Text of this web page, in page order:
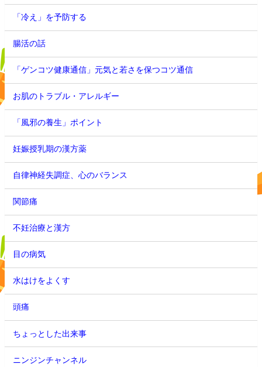
「冷え」を予防する
腸活の話
「ゲンコツ健康通信」元気と若さを保つコツ通信
お肌のトラブル・アレルギー
「風邪の養生」ポイント
妊娠授乳期の漢方薬
自律神経失調症、心のバランス
関節痛
不妊治療と漢方
目の病気
水はけをよくす
頭痛
ちょっとした出来事
ニンジンチャンネル